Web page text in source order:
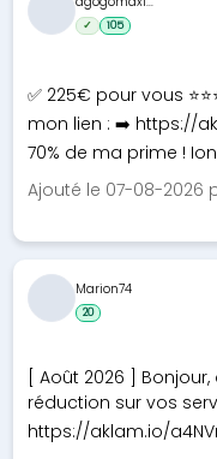
✅ 225€ pour vous
mon lien : ➡️ https://
70% de ma prime !
Ajouté le 07-08-2026
✓ 105
[ Août 2026 ]
réduction sur vos
https://aklam.io/
Marion74
20